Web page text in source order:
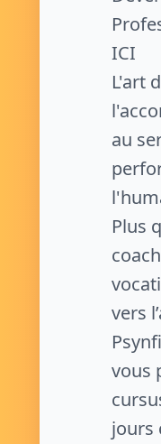
ICI
L'art
au
Plus
vers
vous
jours